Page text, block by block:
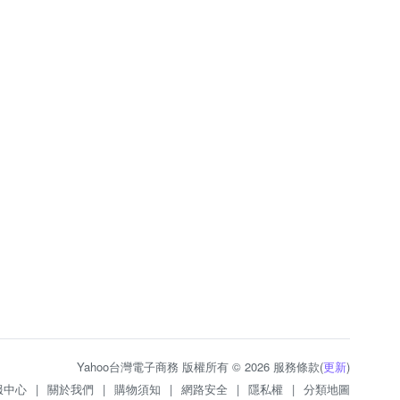
Yahoo台灣電子商務 版權所有 © 2026 服務條款(更新)
中心 | 關於我們 | 購物須知 | 網路安全 | 隱私權 | 分類地圖